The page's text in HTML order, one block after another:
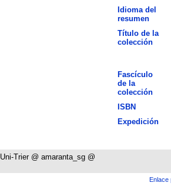
Idioma del
resumen
Título de la
colección
Fascículo
de la
colección
ISBN
Expedición
Uni-Trier @ amaranta_sg @
Enlace